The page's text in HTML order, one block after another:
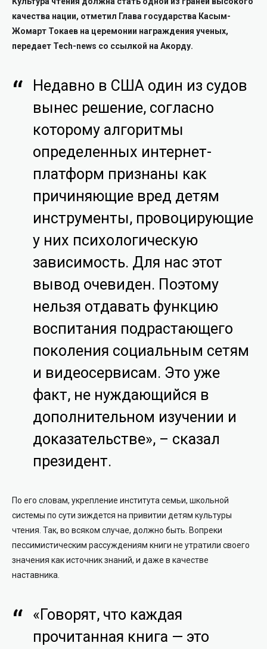
качества нации, отметил Глава государства Касым-
Жомарт Токаев на церемонии награждения ученых,
передает Tech-news со ссылкой на Акорду.
Недавно в США один из судов
вынес решение, согласно
которому алгоритмы
определенных интернет-
платформ признаны как
причиняющие вред детям
инструменты, провоцирующие
у них психологическую
зависимость. Для нас этот
вывод очевиден. Поэтому
нельзя отдавать функцию
воспитания подрастающего
поколения социальным сетям
и видеосервисам. Это уже
факт, не нуждающийся в
дополнительном изучении и
доказательстве», – сказал
президент.
По его словам, укрепление института семьи, школьной
системы по сути зиждется на привитии детям культуры
чтения. Так, во всяком случае, должно быть. Вопреки
пессимистическим рассуждениям книги не утратили своего
значения как источник знаний, и даже в качестве
наставника.
«Говорят, что каждая
прочитанная книга — это